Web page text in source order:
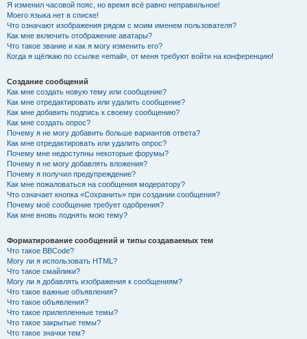
Я изменил часовой пояс, но время всё равно неправильное!
Моего языка нет в списке!
Что означают изображения рядом с моим именем пользователя?
Как мне включить отображение аватары?
Что такое звание и как я могу изменить его?
Когда я щёлкаю по ссылке «email», от меня требуют войти на конференцию!
Создание сообщений
Как мне создать новую тему или сообщение?
Как мне отредактировать или удалить сообщение?
Как мне добавить подпись к своему сообщению?
Как мне создать опрос?
Почему я не могу добавить больше вариантов ответа?
Как мне отредактировать или удалить опрос?
Почему мне недоступны некоторые форумы?
Почему я не могу добавлять вложения?
Почему я получил предупреждение?
Как мне пожаловаться на сообщения модератору?
Что означает кнопка «Сохранить» при создании сообщения?
Почему моё сообщение требует одобрения?
Как мне вновь поднять мою тему?
Форматирование сообщений и типы создаваемых тем
Что такое BBCode?
Могу ли я использовать HTML?
Что такое смайлики?
Могу ли я добавлять изображения к сообщениям?
Что такое важные объявления?
Что такое объявления?
Что такое прилепленные темы?
Что такое закрытые темы?
Что такое значки тем?